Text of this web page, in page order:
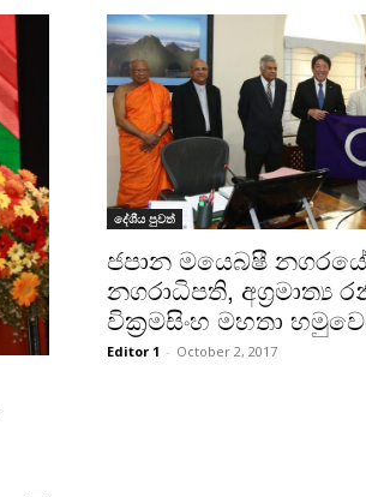
දේශීය පුවත්
ජපාන මයෙබෂී නගරයේ
නගරාධිපති, අග්‍රමාත්‍ය
වික්‍රමසිංහ මහතා
Editor 1 - October 2, 2017